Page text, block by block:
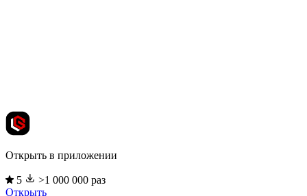
Открыть в приложении
5
>1 000 000 раз
Открыть